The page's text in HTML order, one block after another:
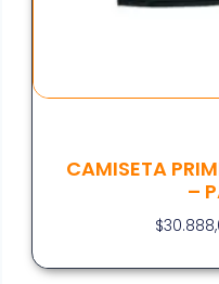
CAMISETA
–
$